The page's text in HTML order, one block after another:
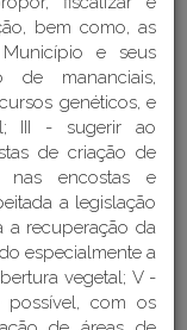
bem como, as
Município e seus
de mananciais,
genéticos, e
III - sugerir ao
de criação de
nas encostas e
a legislação
a recuperação da
especialmente a
vegetal; V -
possível, com os